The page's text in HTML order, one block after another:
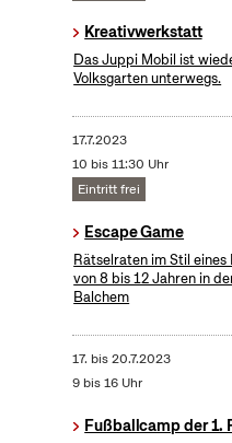
Kreativwerkstatt
Das Juppi Mobil ist
Volksgarten unterwegs.
17.7.2023
10 bis 11:30 Uhr
Eintritt frei
Escape Game
Rätselraten im Stil
von 8 bis 12 Jahren in
Balchem
17. bis20.7.2023
9 bis 16 Uhr
Fußballcamp der 1.